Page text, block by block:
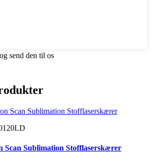
send den til os
Scan Sublimation Stofflaserskærer